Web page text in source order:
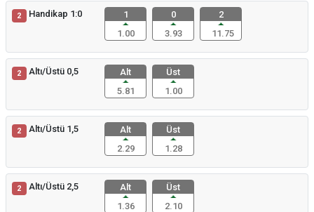
2 Handikap 1:0
1
1.00
0
3.93
2
11.75
2 Altı/Üstü 0,5
Alt
5.81
Üst
1.00
2 Altı/Üstü 1,5
Alt
2.29
Üst
1.28
2 Altı/Üstü 2,5
Alt
1.36
Üst
2.10